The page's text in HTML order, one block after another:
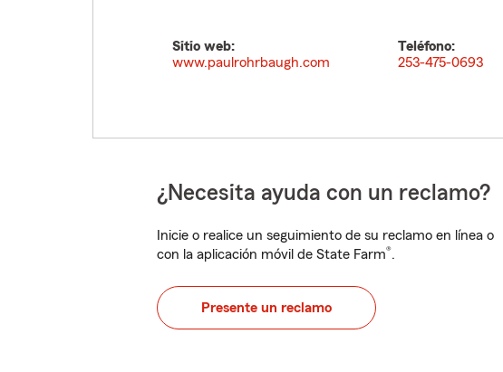
Sitio web:
www.paulrohrbaugh.com
Teléfono:
253-475-0693
¿Necesita ayuda con un reclamo?
Inicie o realice un seguimiento de su reclamo en línea o
con la aplicación móvil de State Farm®.
Presente un reclamo